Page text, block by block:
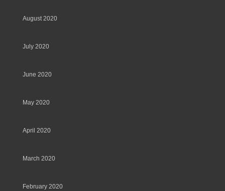
August 2020
July 2020
June 2020
May 2020
April 2020
March 2020
February 2020